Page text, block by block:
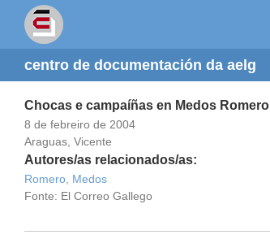
centro de documentación da aelg
Chocas e campaíñas en Medos Romero
8 de febreiro de 2004
Araguas, Vicente
Autores/as relacionados/as:
Romero, Medos
Fonte: El Correo Gallego